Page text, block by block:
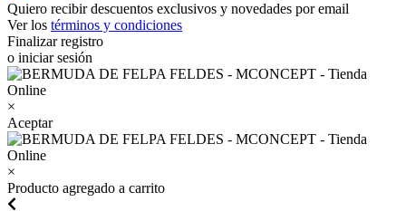
Quiero recibir descuentos exclusivos y novedades por email
Ver los términos y condiciones
Finalizar registro
o iniciar sesión
×
Aceptar
×
Producto agregado a carrito